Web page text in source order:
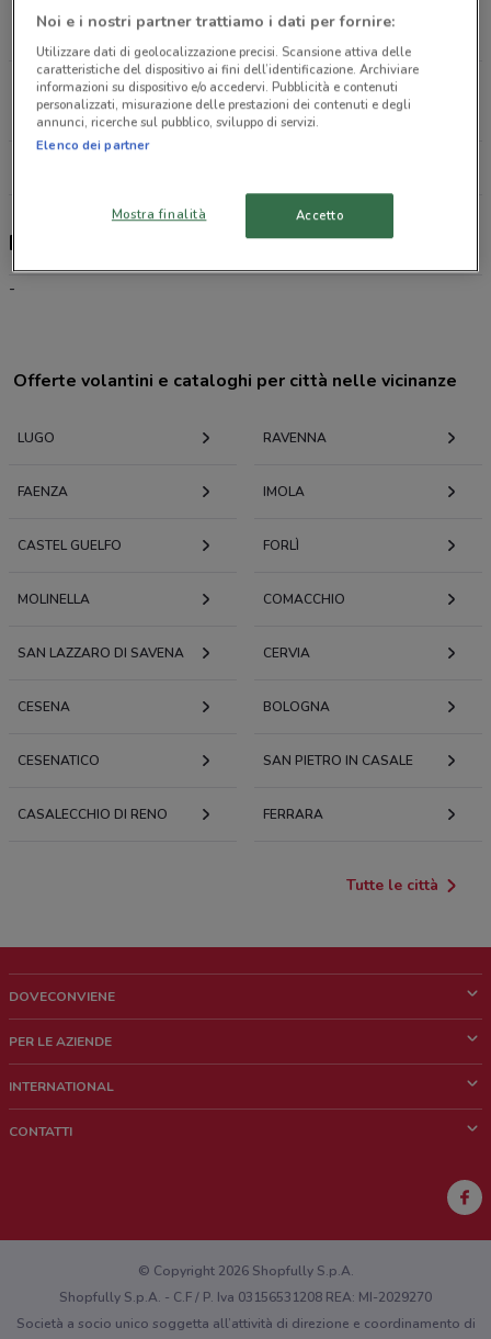
22.1 km
Via San Carlo, 10 Castel Guelfo
23.7 km
Ehiweb, offerte e negozi
-
Offerte volantini e cataloghi per città nelle vicinanze
LUGO RAVENNA
FAENZA IMOLA
CASTEL GUELFO FORLÌ
MOLINELLA COMACCHIO
SAN LAZZARO DI SAVENA CERVIA
CESENA BOLOGNA
CESENATICO SAN PIETRO IN CASALE
CASALECCHIO DI RENO FERRARA
Tutte le città
DOVECONVIENE
Chi siamo
Lavora con noi
PER LE AZIENDE
Richieste commerciali e marketing
INTERNATIONAL
CONTATTI
Hai un malfunzionamento sul web o sull'app?
© Copyright 2026 Shopfully S.p.A.
Shopfully S.p.A. - C.F / P. Iva 03156531208 REA: MI-2029270
Società a socio unico soggetta all’attività di direzione e coordinamento di
Noi e i nostri partner trattiamo i dati per fornire:
Utilizzare dati di geolocalizzazione precisi. Scansione attiva delle
caratteristiche del dispositivo ai fini dell’identificazione. Archiviare
informazioni su dispositivo e/o accedervi. Pubblicità e contenuti
personalizzati, misurazione delle prestazioni dei contenuti e degli
annunci, ricerche sul pubblico, sviluppo di servizi.
Elenco dei partner
Mostra finalità Accetto